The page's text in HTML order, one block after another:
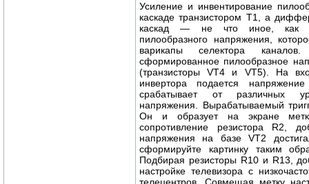
Усиление и инвентирование
каскаде транзистором Т1, а
каскад — не что иное, как
пилообразного напряжения,
варикапы селектора
сформированное пилообразное
(транзисторы VT4 и VT5). На
инвертора подается
срабатывает от различных
напряжения. Вырабатываемый
Он и образует на экране
сопротивление резистора R2,
напряжения на базе VT2
сформируйте картинку таким
Подбирая резисторы R10 и R13,
настройке телевизора с